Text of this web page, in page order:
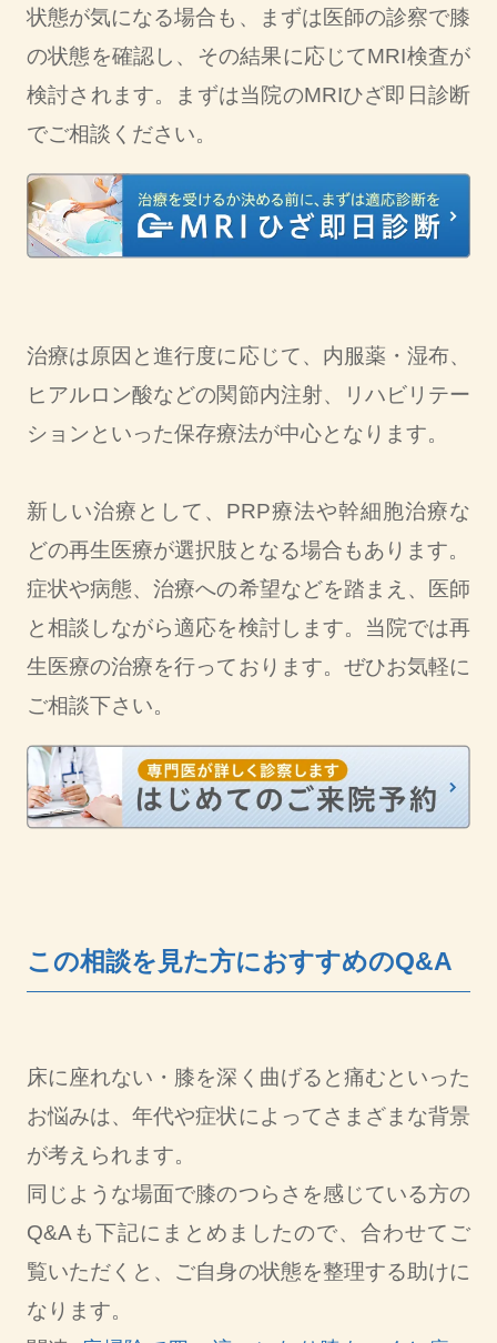
状態が気になる場合も、まずは医師の診察で膝
の状態を確認し、その結果に応じてMRI検査が
検討されます。まずは当院のMRIひざ即日診断
でご相談ください。
治療は原因と進行度に応じて、内服薬・湿布、
ヒアルロン酸などの関節内注射、リハビリテー
ションといった保存療法が中心となります。
新しい治療として、PRP療法や幹細胞治療な
どの再生医療が選択肢となる場合もあります。
症状や病態、治療への希望などを踏まえ、医師
と相談しながら適応を検討します。当院では再
生医療の治療を行っております。ぜひお気軽に
ご相談下さい。
この相談を見た方におすすめのQ&A
床に座れない・膝を深く曲げると痛むといった
お悩みは、年代や症状によってさまざまな背景
が考えられます。
同じような場面で膝のつらさを感じている方の
Q&Aも下記にまとめましたので、合わせてご
覧いただくと、ご自身の状態を整理する助けに
なります。